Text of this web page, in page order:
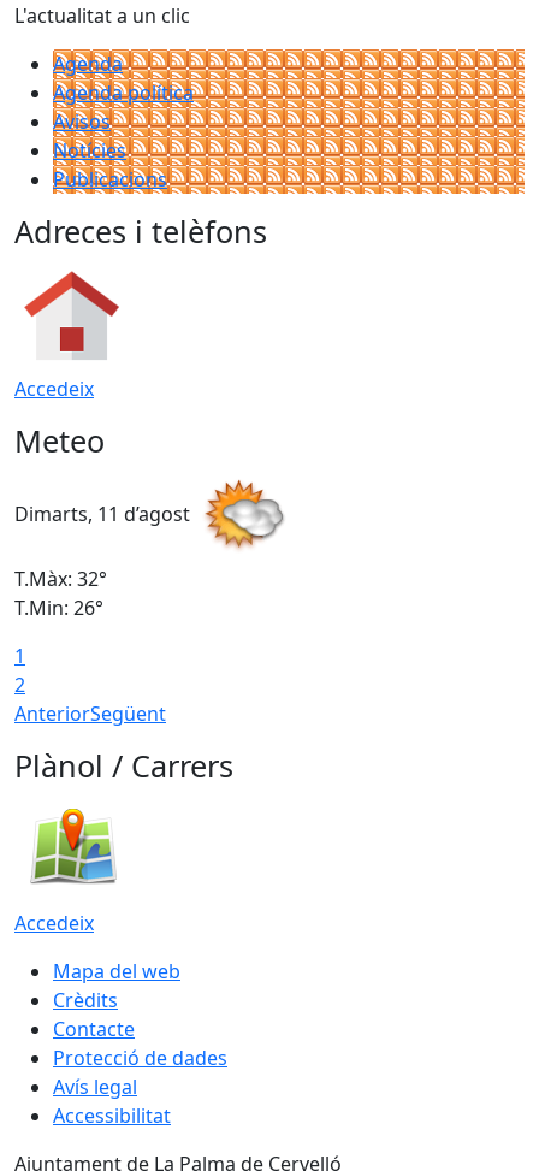
L'actualitat a un clic
Agenda
Agenda política
Avisos
Notícies
Publicacions
Adreces i telèfons
Accedeix
Meteo
Dimarts, 11 d’agost
T.Màx: 32°
T.Min: 26°
1
2
AnteriorSegüent
Plànol / Carrers
Accedeix
Mapa del web
Crèdits
Contacte
Protecció de dades
Avís legal
Accessibilitat
Ajuntament de La Palma de Cervelló